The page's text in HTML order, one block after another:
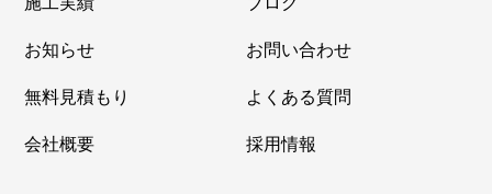
お知らせ
お問い合わせ
無料見積もり
よくある質問
会社概要
採用情報